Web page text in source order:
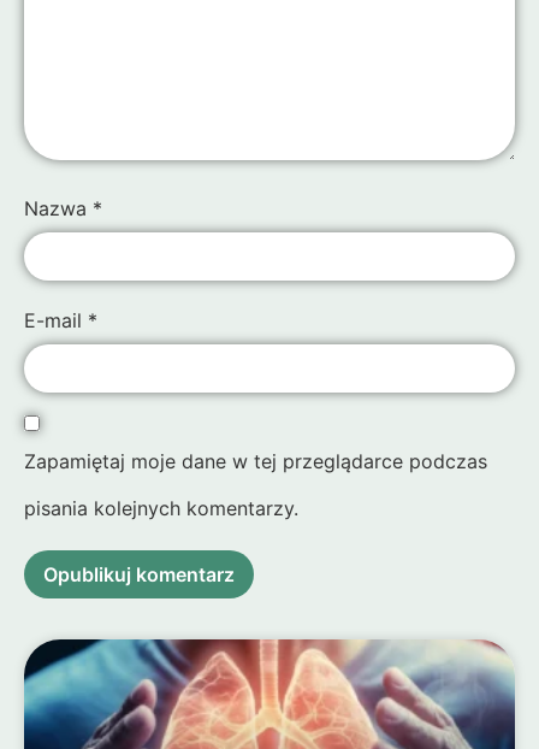
Nazwa *
E-mail *
Zapamiętaj moje dane w tej przeglądarce podczas
pisania kolejnych komentarzy.
Alternative:
Alternative: